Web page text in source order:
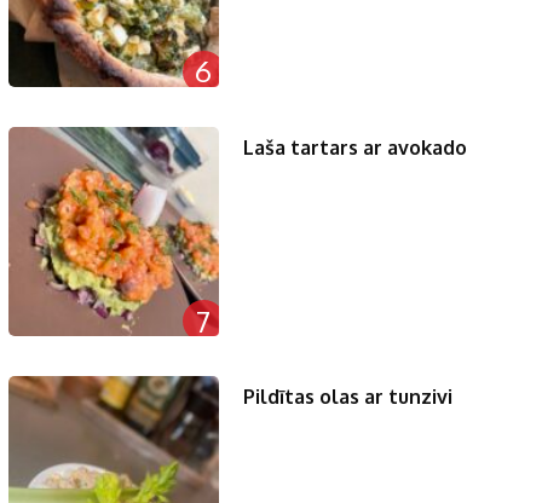
6
7
Laša tartars ar avokado
Pildītas olas ar tunzivi